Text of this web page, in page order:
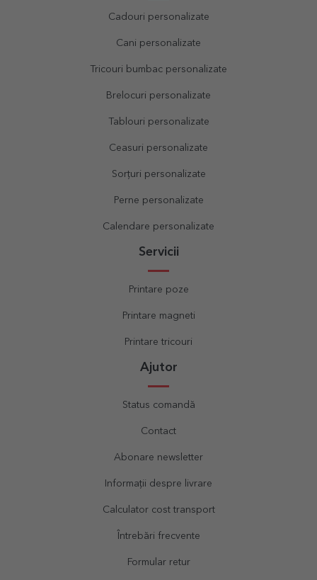
Cadouri personalizate
Cani personalizate
Tricouri bumbac personalizate
Brelocuri personalizate
Tablouri personalizate
Ceasuri personalizate
Sorțuri personalizate
Perne personalizate
Calendare personalizate
Servicii
Printare poze
Printare magneti
Printare tricouri
Ajutor
Status comandă
Contact
Abonare newsletter
Informații despre livrare
Calculator cost transport
Întrebări frecvente
Formular retur